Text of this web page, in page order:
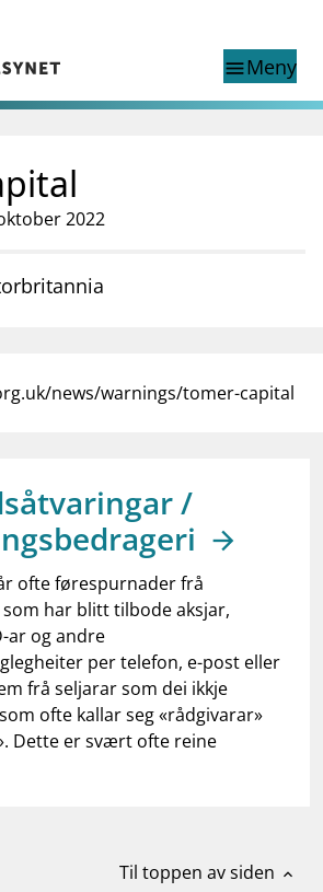
menuMeny
English English home page
registre
for investorer
2022
news/warnings/tomer-capital
/
ofte førespurnader frå
har blitt tilbode aksjar,
ar og andre
per telefon, e-post eller
frå seljarar som dei ikkje
ofte kallar seg «rådgivarar»
Dette er svært ofte reine
Til toppen av siden expand_less